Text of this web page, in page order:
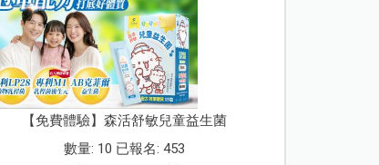
【免費體驗】森活舒敏兒童益生菌
數量: 10 已報名: 453